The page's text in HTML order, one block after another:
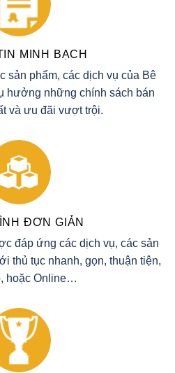
MINH BẠCH
sản phẩm, các dịch vụ của Bê
hưởng những chính sách bán
và ưu đãi vượt trội.
ĐƠN GIẢN
đáp ứng các dịch vụ, các sản
thủ tục nhanh, gọn, thuận tiện,
hoặc Online…